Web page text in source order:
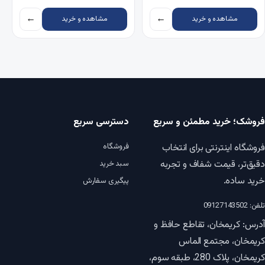
مشاهده و خرید ← مشاهده و خرید ←
فروشک؛ خرید مطمئن و سریع
فروشگاه اینترنتی برای انتخاب
دقیق‌تر، قیمت شفاف و تجربه
خرید ساده.
تلفن: 09127143502
آدرس: کریمخان، تقاطع حافظ و
کریمخان، مجتمع الماس
کریمخان، پلاک 280، طبقه سوم،
دسترسی سریع
فروشگاه
سبد خرید
پیگیری سفارش